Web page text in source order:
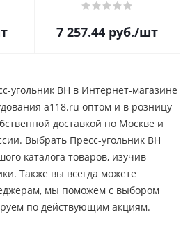
7 257.44 руб./шт
угольник ВН в Интернет-магазине
a118.ru оптом и в розницу
доставкой по Москве и
Выбрать Пресс-угольник ВН
каталога товаров, изучив
Также вы всегда можете
мы поможем с выбором
по действующим акциям.